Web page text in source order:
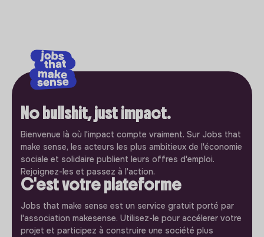
No bullshit, just impact.
Bienvenue là où l'impact compte vraiment. Sur Jobs that
make sense, les acteurs les plus ambitieux de l'économie
sociale et solidaire publient leurs offres d'emploi.
Rejoignez-les et passez à l'action.
C'est votre plateforme
Jobs that make sense est un service gratuit porté par
l'association makesense. Utilisez-le pour accélerer votre
projet et participez à construire une société plus